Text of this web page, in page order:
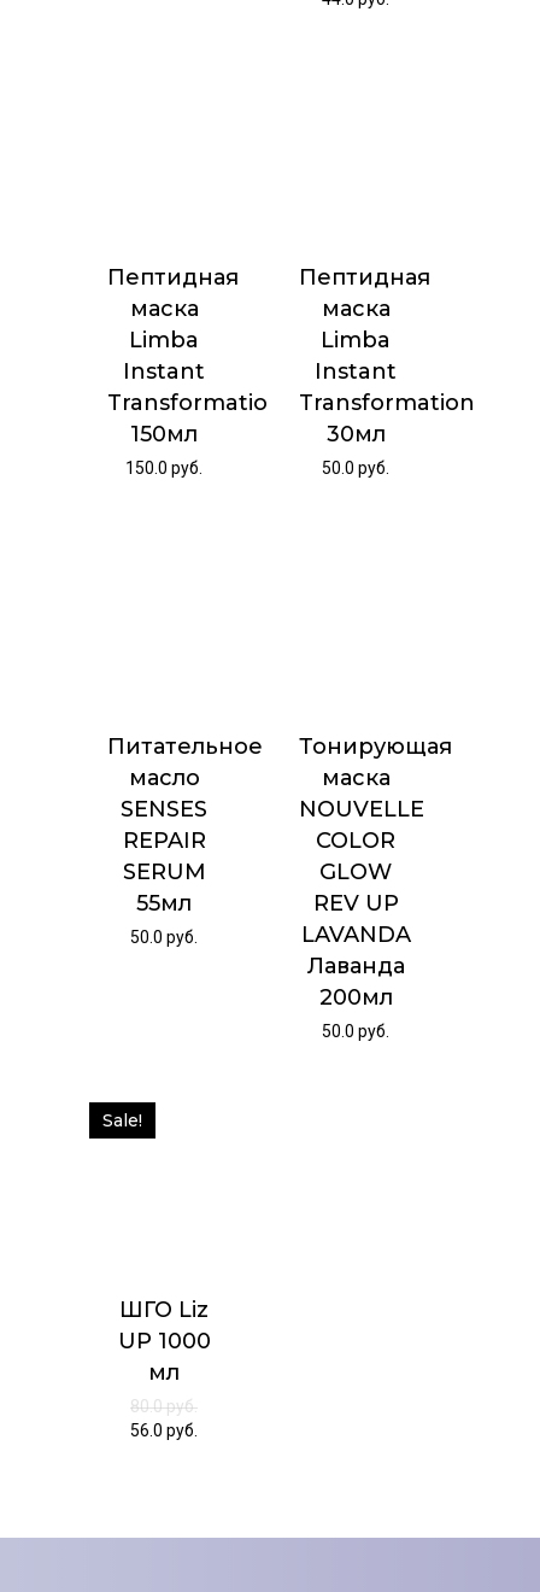
Пептидная
маска
Limba
Instant
Transformation
150мл
150.0руб.
Пептидная
маска
Limba
Instant
Transformation
30мл
50.0руб.
Питательное
масло
SENSES
REPAIR
SERUM
55мл
50.0руб.
Тонирующая
маска
NOUVELLE
COLOR
GLOW
REV UP
LAVANDA
Лаванда
200мл
50.0руб.
Sale!
ШГО Liz
UP 1000
мл
80.0руб.
56.0руб.